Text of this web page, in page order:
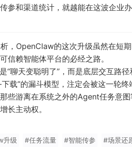
参和渠道统计，就越能在这波企业
，OpenClaw的这次升级虽然在短
信赖智能体平台的必经之路。
“聊天变聪明了”，而是底层交互路
载”的漏斗模型，注定会被这一轮
些游离在系统之外的Agent任务意
长主动权。
升级 #任务流量 #智能传参 #场景还